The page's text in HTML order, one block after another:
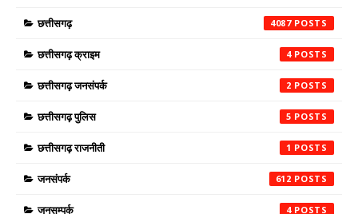
छत्तीसगढ़ 4087
छत्तीसगढ़ क्राइम 4
छत्तीसगढ़ जनसंपर्क 2
छत्तीसगढ़ पुलिस 5
छत्तीसगढ़ राजनीती 1
जनसंपर्क 612
जनसम्पर्क 4